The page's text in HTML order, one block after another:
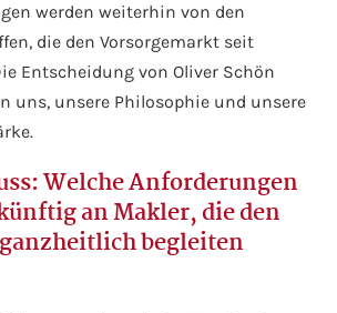
werden weiterhin von den
die den Vorsorgemarkt seit
Entscheidung von Oliver Schön
uns, unsere Philosophie und unsere
Welche Anforderungen
an Makler, die den
begleiten